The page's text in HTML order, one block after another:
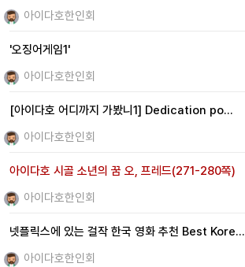
아이다호한인회
'오징어게임1'
아이다호한인회
[아이다호 어디까지 가봤니1] Dedication po…
아이다호한인회
아이다호 시골 소년의 꿈 오, 프레드(271-280쪽)
아이다호한인회
넷플릭스에 있는 걸작 한국 영화 추천 Best Kore…
아이다호한인회